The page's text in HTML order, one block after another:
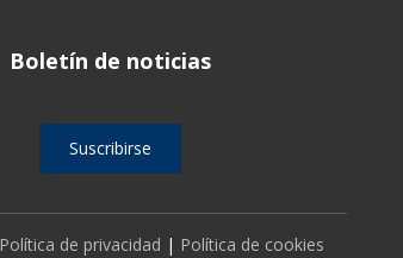
Boletín de noticias
Suscribirse
Política de privacidad | Política de cookies